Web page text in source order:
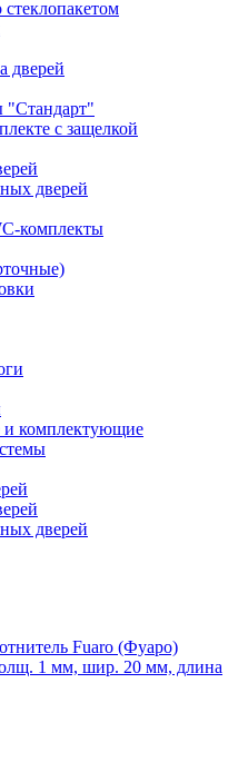
дверей
"Стандарт"
с защелкой
дверей
комплекты
комплектующие
дверей
Fuaro (Фуаро)
1 мм, шир. 20 мм, длина